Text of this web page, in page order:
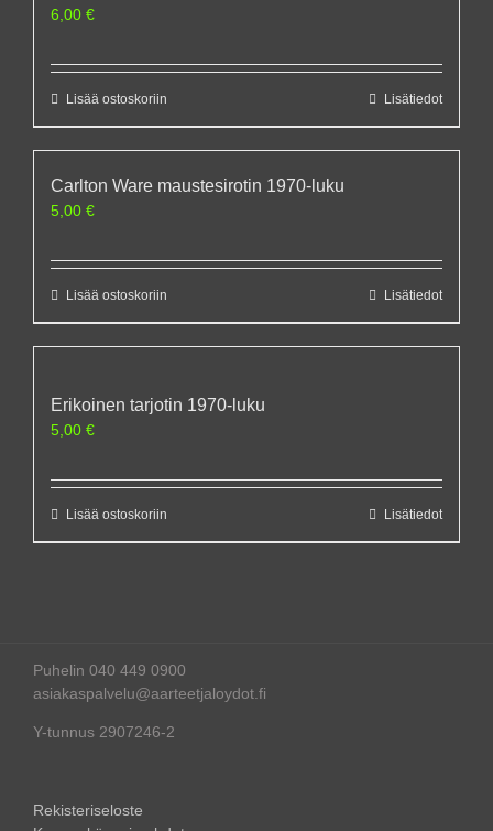
6,00 €
Lisää ostoskoriin Lisätiedot
Carlton Ware maustesirotin 1970-luku
5,00 €
Lisää ostoskoriin Lisätiedot
Erikoinen tarjotin 1970-luku
5,00 €
Lisää ostoskoriin Lisätiedot
Puhelin 040 449 0900
asiakaspalvelu@aarteetjaloydot.fi
Y-tunnus 2907246-2
Rekisteriseloste